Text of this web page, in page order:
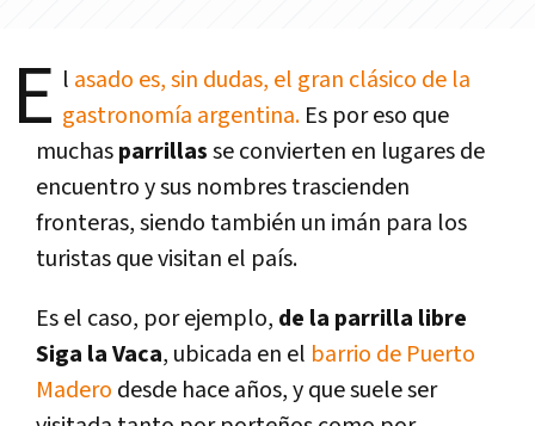
E l asado es, sin dudas, el gran clásico de la
gastronomía argentina. Es por eso que
muchasparrillasse convierten en lugares de
encuentro y sus nombres trascienden
fronteras, siendo también un imán para los
turistas que visitan el país.
Es el caso, por ejemplo, de la parrilla libre
Siga la Vaca, ubicada en el barrio de Puerto
Madero desde hace años, y que suele ser